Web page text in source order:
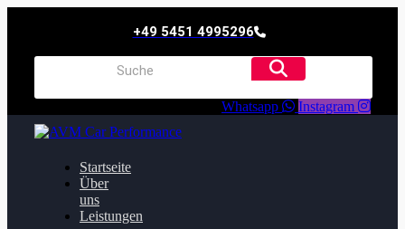
+49 5451 4995296
Whatsapp Instagram
Startseite
Über
uns
Leistungen